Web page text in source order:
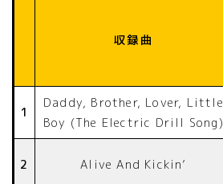
収録曲
1
Daddy, Brother, Lover, Little
Boy (The Electric Drill Song)
2 Alive And Kickin’